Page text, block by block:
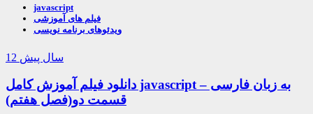
javascript
فیلم های آموزشی
ویدئوهای برنامه نویسی
12 سال پیش
دانلود فیلم آموزش کامل javascript به زبان فارسی –
قسمت دو(فصل هفتم)